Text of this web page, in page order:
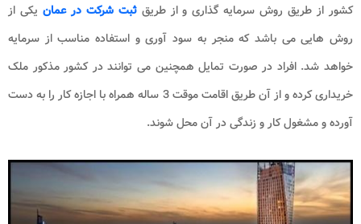
کشور از طریق روش سرمایه گذاری و از طریقثبت شرکت در عمان یکی از
روش هایی می باشد که منجر به سود آوری و استفاده مناسب از سرمایه
خواهد شد. افراد در صورت تمایل همچنین می توانند در کشور مذکور ملک
خریداری کرده و از آن طریق اقامت موقت 3 ساله همراه با اجازه کار را به دست
آورده و مشغول کار و زندگی در آن محل شوند.